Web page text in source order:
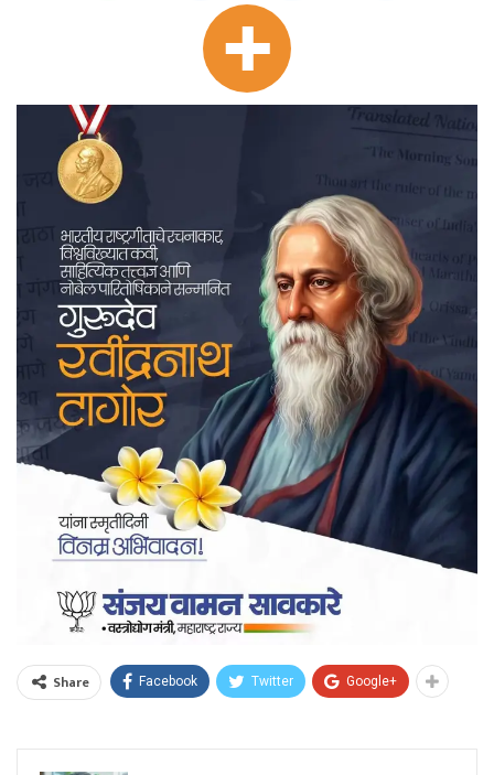
Share Facebook Twitter Google+